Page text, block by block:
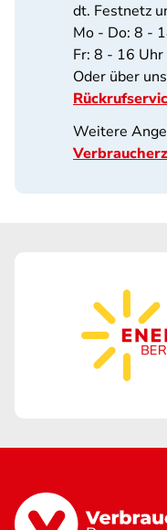
dt. Festnetz
Mo - Do: 8 -
Fr: 8 - 16 Uhr
Oder über
Weitere